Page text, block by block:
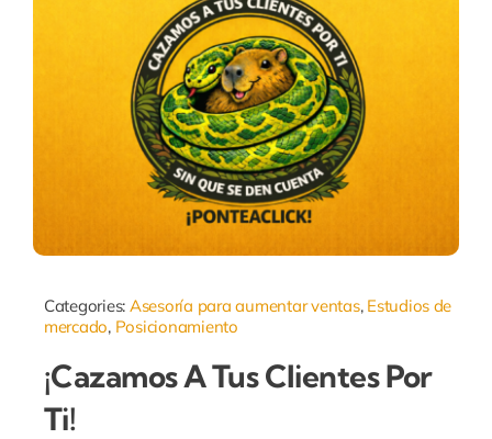
Categories: Asesoría para aumentar ventas, Estudios de
mercado, Posicionamiento
¡Cazamos A Tus Clientes Por
Ti!